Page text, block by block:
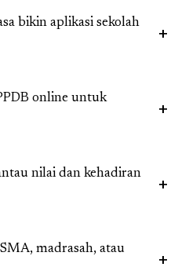
bikin aplikasi sekolah
online untuk
nilai dan kehadiran
madrasah, atau